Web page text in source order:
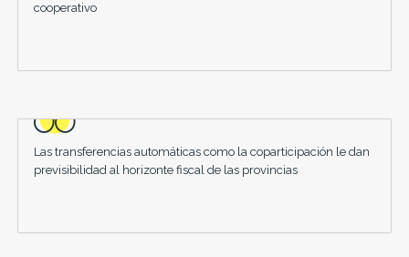
cooperativo
Las transferencias automáticas como la coparticipación le dan
previsibilidad al horizonte fiscal de las provincias